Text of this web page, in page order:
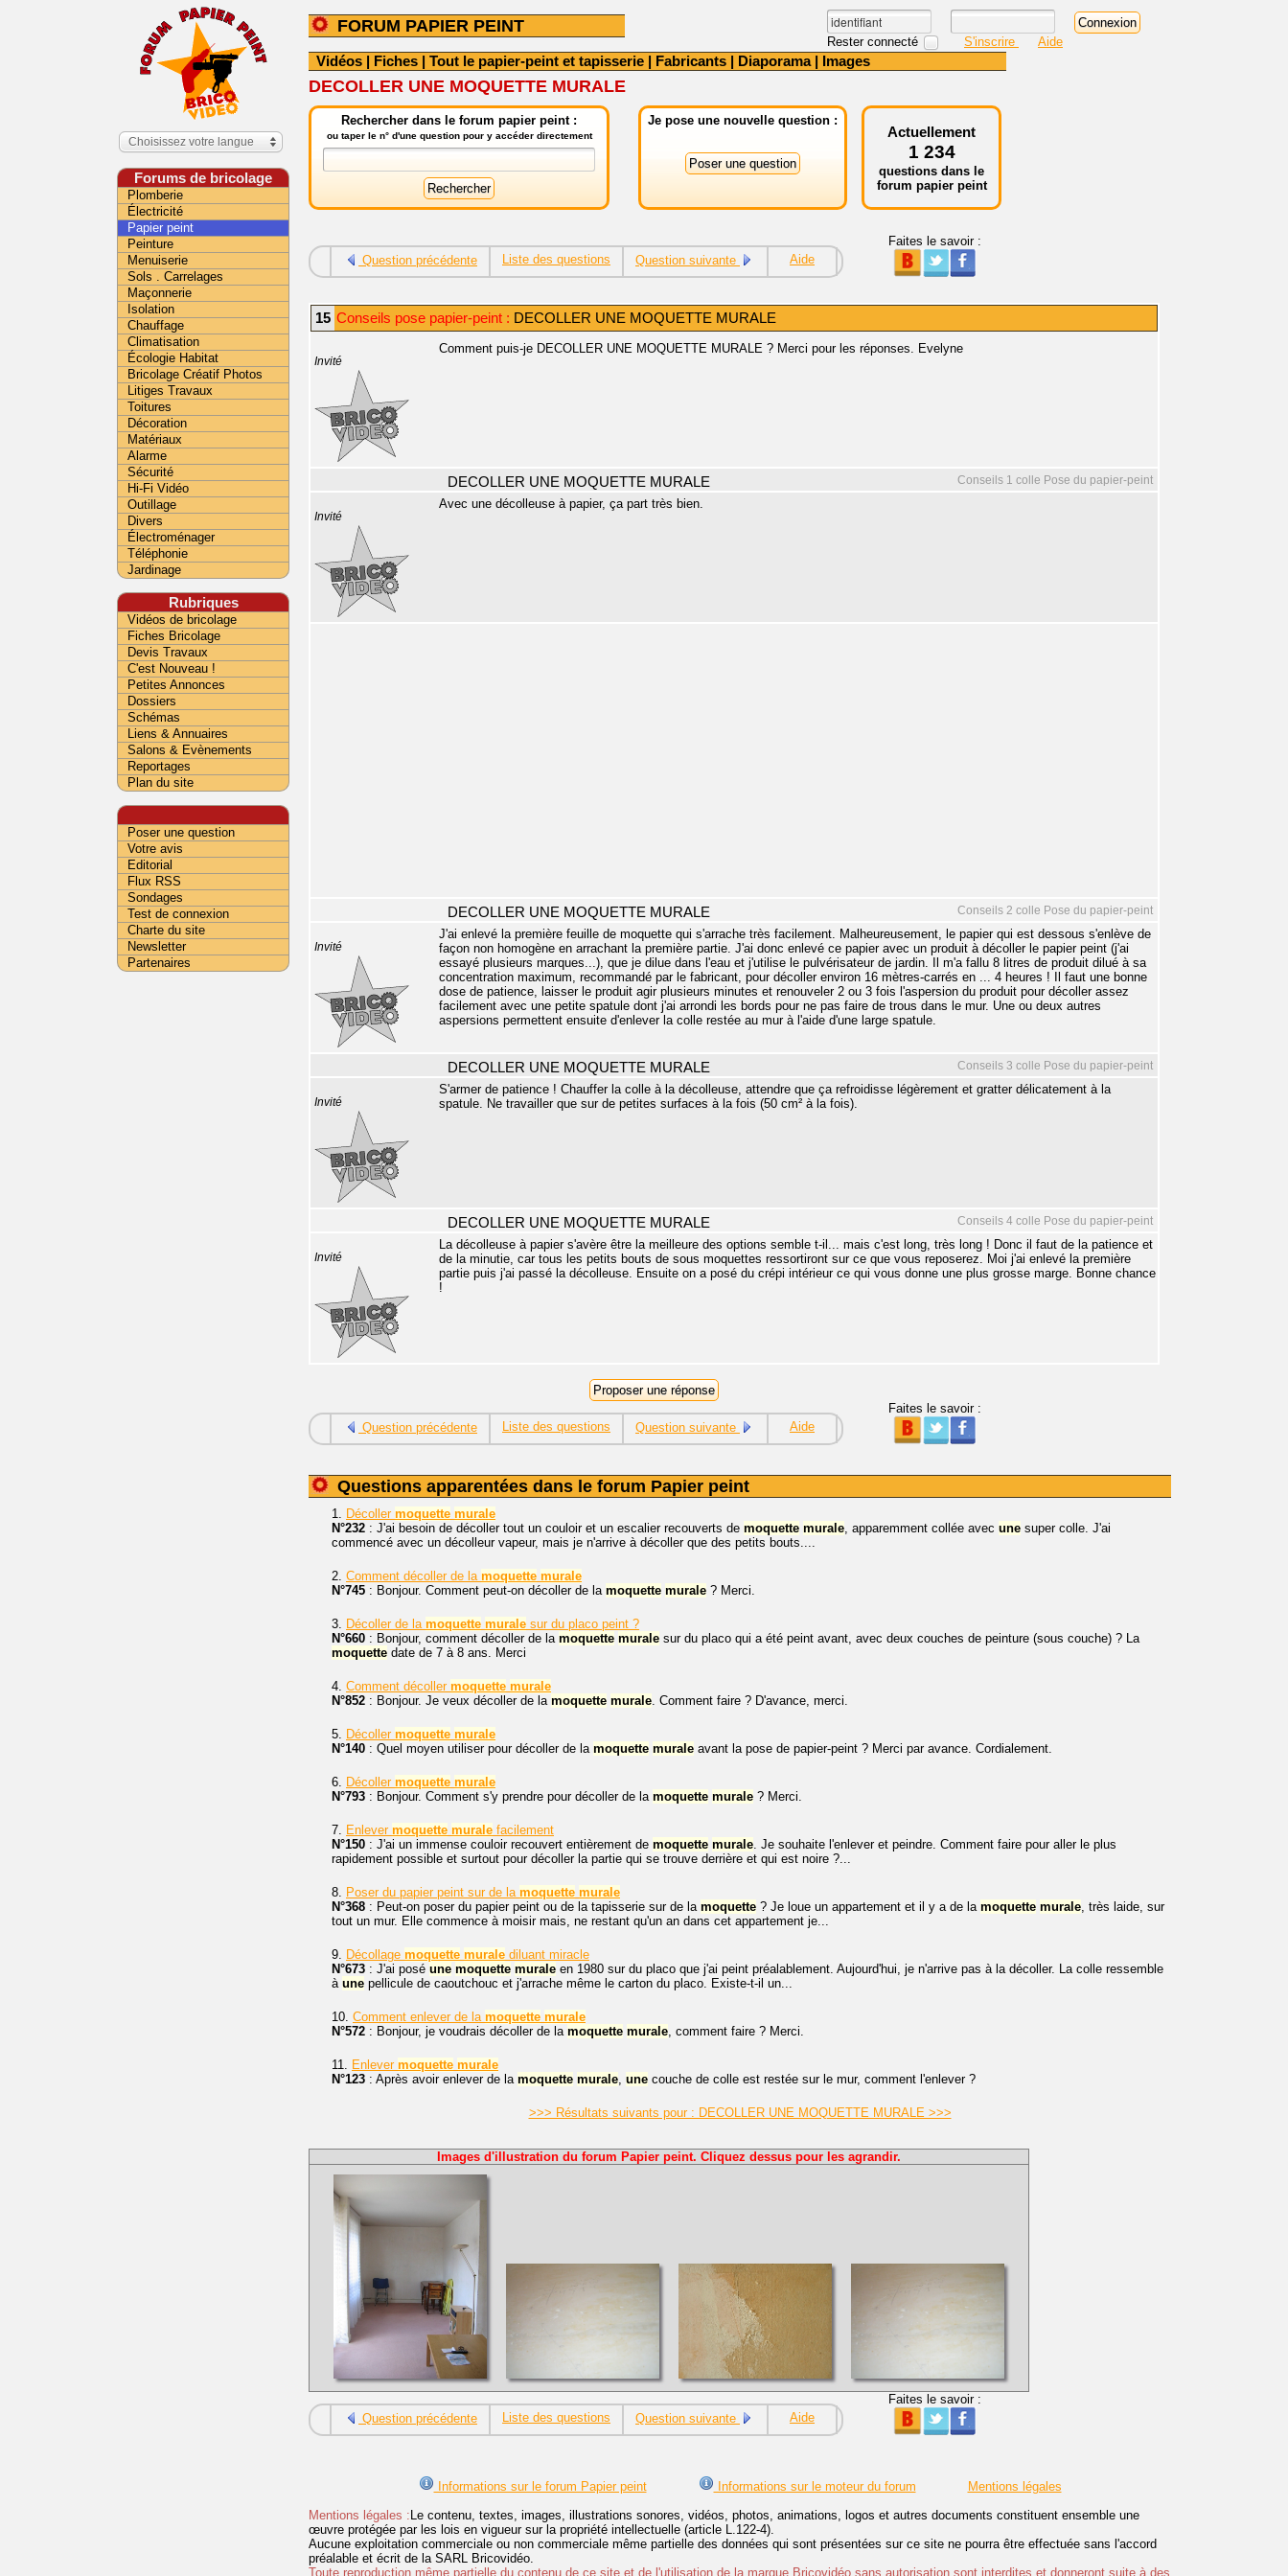
FORUM PAPIER PEINT
Rester connecté S'inscrire Aide
Vidéos | Fiches | Tout le papier-peint et tapisserie | Fabricants | Diaporama| Images
DECOLLER UNE MOQUETTE MURALE
Rechercher dans le forum papier peint :
ou taper le n° d'une question pour y accéder directement
Je pose une nouvelle question :
Actuellement
1 234
questions dans le
forum papier peint
Question précédente Liste des questions Question suivante Aide
Faites le savoir :
15 Conseils pose papier-peint : DECOLLER UNE MOQUETTE MURALE
Invité
Comment puis-je DECOLLER UNE MOQUETTE MURALE ? Merci pour les réponses. Evelyne
Conseils 1 colle Pose du papier-peint
DECOLLER UNE MOQUETTE MURALE
Invité
Avec une décolleuse à papier, ça part très bien.
Conseils 2 colle Pose du papier-peint
DECOLLER UNE MOQUETTE MURALE
Invité
J'ai enlevé la première feuille de moquette qui s'arrache très facilement. Malheureusement, le papier qui est dessous s'enlève de
façon non homogène en arrachant la première partie. J'ai donc enlevé ce papier avec un produit à décoller le papier peint (j'ai
essayé plusieurs marques...), que je dilue dans l'eau et j'utilise le pulvérisateur de jardin. Il m'a fallu 8 litres de produit dilué à sa
concentration maximum, recommandé par le fabricant, pour décoller environ 16 mètres-carrés en ... 4 heures ! Il faut une bonne
dose de patience, laisser le produit agir plusieurs minutes et renouveler 2 ou 3 fois l'aspersion du produit pour décoller assez
facilement avec une petite spatule dont j'ai arrondi les bords pour ne pas faire de trous dans le mur. Une ou deux autres
aspersions permettent ensuite d'enlever la colle restée au mur à l'aide d'une large spatule.
Conseils 3 colle Pose du papier-peint
DECOLLER UNE MOQUETTE MURALE
Invité
S'armer de patience ! Chauffer la colle à la décolleuse, attendre que ça refroidisse légèrement et gratter délicatement à la
spatule. Ne travailler que sur de petites surfaces à la fois (50 cm² à la fois).
Conseils 4 colle Pose du papier-peint
DECOLLER UNE MOQUETTE MURALE
Invité
La décolleuse à papier s'avère être la meilleure des options semble t-il... mais c'est long, très long ! Donc il faut de la patience et
de la minutie, car tous les petits bouts de sous moquettes ressortiront sur ce que vous reposerez. Moi j'ai enlevé la première
partie puis j'ai passé la décolleuse. Ensuite on a posé du crépi intérieur ce qui vous donne une plus grosse marge. Bonne chance
!
Question précédente Liste des questions Question suivante Aide
Faites le savoir :
Questions apparentées dans le forum Papier peint
1. Décoller moquette murale
N°232 : J'ai besoin de décoller tout un couloir et un escalier recouverts de moquette murale, apparemment collée avec une super colle. J'ai
commencé avec un décolleur vapeur, mais je n'arrive à décoller que des petits bouts....
2. Comment décoller de la moquette murale
N°745 : Bonjour. Comment peut-on décoller de la moquette murale ? Merci.
3. Décoller de la moquette murale sur du placo peint ?
N°660 : Bonjour, comment décoller de la moquette murale sur du placo qui a été peint avant, avec deux couches de peinture (sous couche) ? La
moquette date de 7 à 8 ans. Merci
4. Comment décoller moquette murale
N°852 : Bonjour. Je veux décoller de la moquette murale. Comment faire ? D'avance, merci.
5. Décoller moquette murale
N°140 : Quel moyen utiliser pour décoller de la moquette murale avant la pose de papier-peint ? Merci par avance. Cordialement.
6. Décoller moquette murale
N°793 : Bonjour. Comment s'y prendre pour décoller de la moquette murale ? Merci.
7. Enlever moquette murale facilement
N°150 : J'ai un immense couloir recouvert entièrement de moquette murale. Je souhaite l'enlever et peindre. Comment faire pour aller le plus
rapidement possible et surtout pour décoller la partie qui se trouve derrière et qui est noire ?...
8. Poser du papier peint sur de la moquette murale
N°368 : Peut-on poser du papier peint ou de la tapisserie sur de la moquette ? Je loue un appartement et il y a de la moquette murale, très laide, sur
tout un mur. Elle commence à moisir mais, ne restant qu'un an dans cet appartement je...
9. Décollage moquette murale diluant miracle
N°673 : J'ai posé une moquette murale en 1980 sur du placo que j'ai peint préalablement. Aujourd'hui, je n'arrive pas à la décoller. La colle ressemble
à une pellicule de caoutchouc et j'arrache même le carton du placo. Existe-t-il un...
10. Comment enlever de la moquette murale
N°572 : Bonjour, je voudrais décoller de la moquette murale, comment faire ? Merci.
11. Enlever moquette murale
N°123 : Après avoir enlever de la moquette murale, une couche de colle est restée sur le mur, comment l'enlever ?
>>> Résultats suivants pour : DECOLLER UNE MOQUETTE MURALE >>>
Images d'illustration du forum Papier peint. Cliquez dessus pour les agrandir.
Question précédente Liste des questions Question suivante Aide
Faites le savoir :
Informations sur le forum Papier peint Informations sur le moteur du forum
Mentions légales
Mentions légales : Le contenu, textes, images, illustrations sonores, vidéos, photos, animations, logos et autres documents constituent ensemble une
œuvre protégée par les lois en vigueur sur la propriété intellectuelle (article L.122-4).
Aucune exploitation commerciale ou non commerciale même partielle des données qui sont présentées sur ce site ne pourra être effectuée sans l'accord
préalable et écrit de la SARL Bricovidéo.
Toute reproduction même partielle du contenu de ce site et de l'utilisation de la marque Bricovidéo sans autorisation sont interdites et donneront suite à des
Choisissez votre langue
Forums de bricolage
Plomberie
Électricité
Papier peint
Peinture
Menuiserie
Sols . Carrelages
Maçonnerie
Isolation
Chauffage
Climatisation
Écologie Habitat
Bricolage Créatif Photos
Litiges Travaux
Toitures
Décoration
Matériaux
Alarme
Sécurité
Hi-Fi Vidéo
Outillage
Divers
Électroménager
Téléphonie
Jardinage
Rubriques
Vidéos de bricolage
Fiches Bricolage
Devis Travaux
C'est Nouveau !
Petites Annonces
Dossiers
Schémas
Liens & Annuaires
Salons & Evènements
Reportages
Plan du site
Poser une question
Votre avis
Editorial
Flux RSS
Sondages
Test de connexion
Charte du site
Newsletter
Partenaires